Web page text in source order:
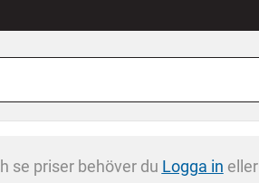
se priser behöver du Logga in eller